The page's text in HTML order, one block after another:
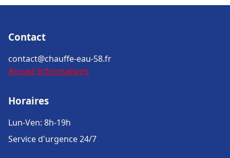
Contact
contact@chauffe-eau-58.fr
Accueil Informations
Horaires
Lun-Ven: 8h-19h
Service d'urgence 24/7